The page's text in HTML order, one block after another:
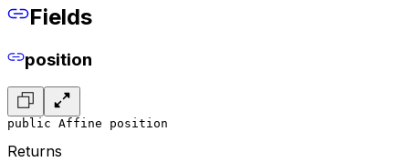
Fields
position
public Affine position
Returns